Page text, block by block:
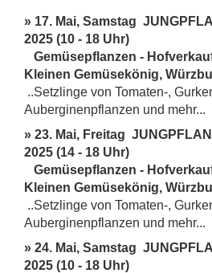
» 17. Mai, Samstag
2025 (10 - 18 Uhr)
Gemüsepflanzen -
Kleinen Gemüsekönig,
..Setzlinge von Tomaten-,
Auberginenpflanzen und mehr...
» 23. Mai, Freitag
2025 (14 - 18 Uhr)
Gemüsepflanzen -
Kleinen Gemüsekönig,
..Setzlinge von Tomaten-,
Auberginenpflanzen und mehr...
» 24. Mai, Samstag
2025 (10 - 18 Uhr)